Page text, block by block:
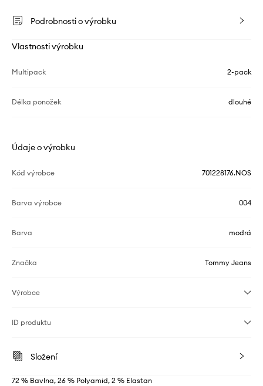
Podrobnosti o výrobku
Vlastnosti výrobku
Multipack 2-pack
Délka ponožek dlouhé
Údaje o výrobku
Kód výrobce 701228176.NOS
Barva výrobce 004
Barva modrá
Značka Tommy Jeans
Výrobce
ID produktu
Složení
72 % Bavlna, 26 % Polyamid, 2 % Elastan